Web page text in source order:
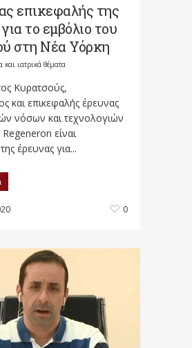
επικεφαλής της
το εμβόλιο του
στη Νέα Υόρκη
και ιατρικά θέματα
Κυρατσούς,
και επικεφαλής έρευνας
νόσων και τεχνολογιών
είναι
έρευνας για...
0